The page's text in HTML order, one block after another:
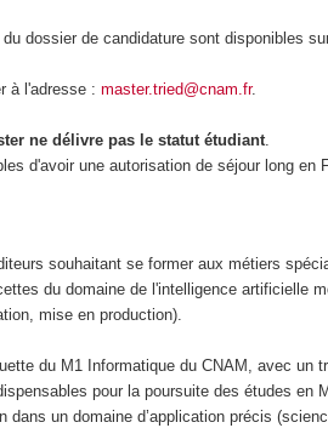
dossier de candidature sont disponibles
à l'adresse :master.tried@cnam.fr.
ne délivre pas le statut étudiant
d'avoir une autorisation de séjour long en
souhaitant se former aux métiers
du domaine de l'intelligence artificielle
mise en production).
du M1 Informatique du CNAM, avec un
pour la poursuite des études
un domaine d’application précis